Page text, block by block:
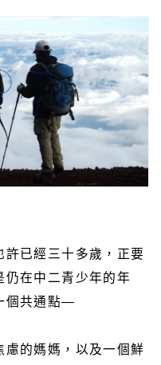
已經三十多歲，正要
仍在中二青少年的年
個共通點—
的媽媽，以及一個鮮